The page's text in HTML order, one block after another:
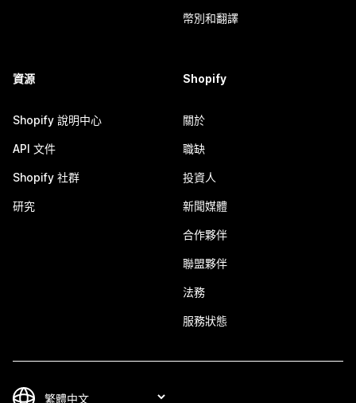
幣別和翻譯
資源
Shopify 說明中心
API 文件
Shopify 社群
研究
Shopify
關於
職缺
投資人
新聞媒體
合作夥伴
聯盟夥伴
法務
服務狀態